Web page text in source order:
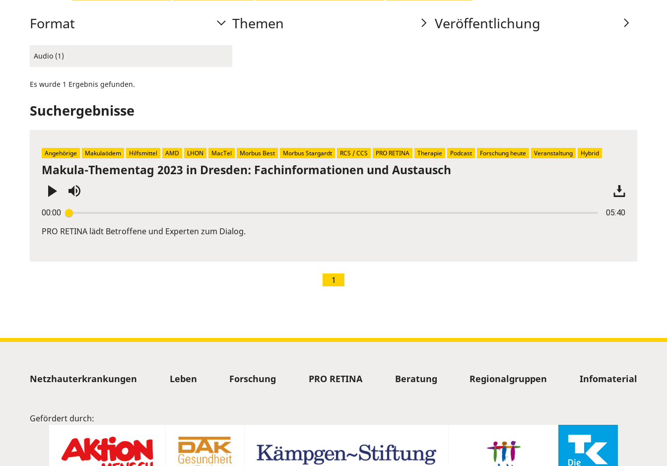
Format
Audio (1)
Themen Veröffentlichung
Es wurde 1 Ergebnis gefunden.
Suchergebnisse
Makula-Thementag 2023 in Dresden: Fachinformationen und Austausch
00:00 05:40
Enter
or
PRO RETINA lädt Betroffene und Experten zum Dialog.
Angehörige Makulaödem Hilfsmittel AMD LHON MacTel Morbus Best Morbus Stargardt RCS / CCS PRO RETINA Therapie Podcast Forschung heute Veranstaltung Hybrid
1
Sitemap
Netzhauterkrankungen Leben Forschung PRO RETINA Beratung Regionalgruppen Infomaterial
Gefördert durch: